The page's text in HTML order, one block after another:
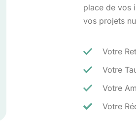
place de vos
vos projets
Votre
Votre
Votre
Votre